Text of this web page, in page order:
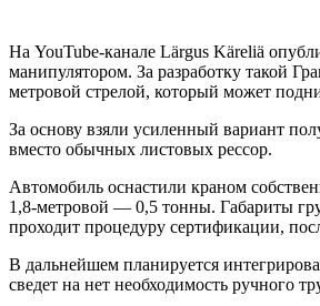
На YouTube-канале Lärgus Käreliä
манипулятором. За разработку такой
метровой стрелой, который может
За основу взяли усиленный вариант
вместо обычных листовых рессор.
Автомобиль оснастили краном
1,8-метровой — 0,5 тонны. Габариты
проходит процедуру сертификации,
В дальнейшем планируется
сведет на нет необходимость ручного